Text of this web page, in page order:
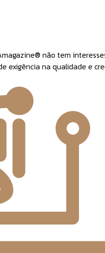
não tem
exigência na qualidade e